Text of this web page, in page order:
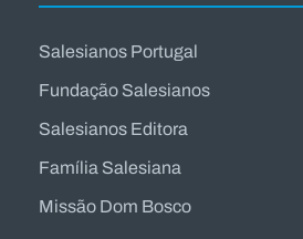
Salesianos Portugal
Fundação Salesianos
Salesianos Editora
Família Salesiana
Missão Dom Bosco